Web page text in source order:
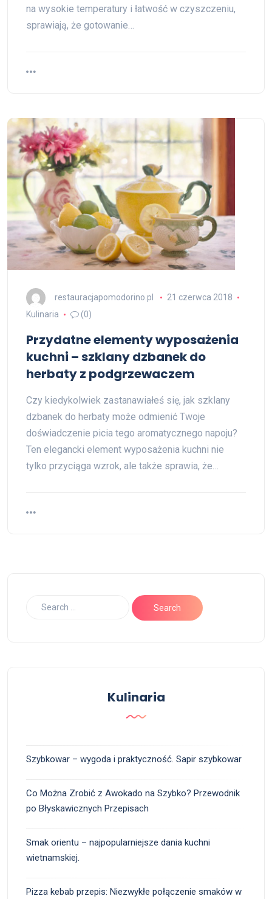
na wysokie temperatury i łatwość w czyszczeniu,
sprawiają, że gotowanie…
restauracjapomodorino.pl
21 czerwca 2018
Kulinaria
(0)
Przydatne elementy wyposażenia
kuchni – szklany dzbanek do
herbaty z podgrzewaczem
Czy kiedykolwiek zastanawiałeś się, jak szklany
dzbanek do herbaty może odmienić Twoje
doświadczenie picia tego aromatycznego napoju?
Ten elegancki element wyposażenia kuchni nie
tylko przyciąga wzrok, ale także sprawia, że…
Kulinaria
Szybkowar – wygoda i praktyczność. Sapir szybkowar
Co Można Zrobić z Awokado na Szybko? Przewodnik
po Błyskawicznych Przepisach
Smak orientu – najpopularniejsze dania kuchni
wietnamskiej.
Pizza kebab przepis: Niezwykłe połączenie smaków w